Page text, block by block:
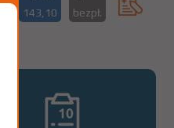
143,10
bezpł.